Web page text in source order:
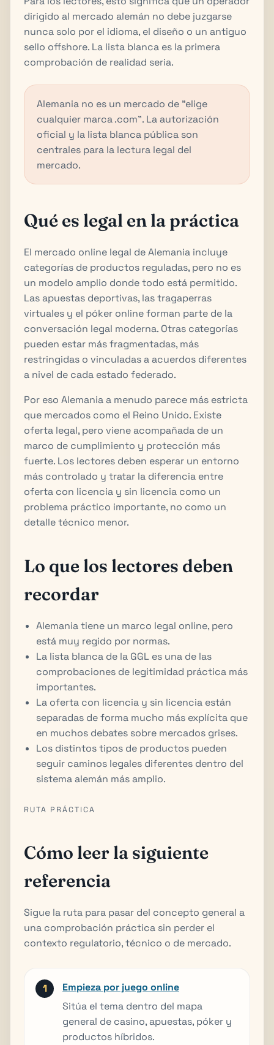
dirigido al mercado alemán no debe juzgarse
nunca solo por el idioma, el diseño o un antiguo
sello offshore. La lista blanca es la primera
comprobación de realidad seria.
Alemania no es un mercado de "elige
cualquier marca .com". La autorización
oficial y la lista blanca pública son
centrales para la lectura legal del
mercado.
Qué es legal en la práctica
El mercado online legal de Alemania incluye
categorías de productos reguladas, pero no es
un modelo amplio donde todo está permitido.
Las apuestas deportivas, las tragaperras
virtuales y el póker online forman parte de la
conversación legal moderna. Otras categorías
pueden estar más fragmentadas, más
restringidas o vinculadas a acuerdos diferentes
a nivel de cada estado federado.
Por eso Alemania a menudo parece más estricta
que mercados como el Reino Unido. Existe
oferta legal, pero viene acompañada de un
marco de cumplimiento y protección más
fuerte. Los lectores deben esperar un entorno
más controlado y tratar la diferencia entre
oferta con licencia y sin licencia como un
problema práctico importante, no como un
detalle técnico menor.
Lo que los lectores deben
recordar
Alemania tiene un marco legal online, pero
está muy regido por normas.
La lista blanca de la GGL es una de las
comprobaciones de legitimidad práctica más
importantes.
La oferta con licencia y sin licencia están
separadas de forma mucho más explícita que
en muchos debates sobre mercados grises.
Los distintos tipos de productos pueden
seguir caminos legales diferentes dentro del
sistema alemán más amplio.
RUTA PRÁCTICA
Cómo leer la siguiente
referencia
Sigue la ruta para pasar del concepto general a
una comprobación práctica sin perder el
contexto regulatorio, técnico o de mercado.
Empieza por juego online
Sitúa el tema dentro del mapa
general de casino, apuestas, póker y
productos híbridos.